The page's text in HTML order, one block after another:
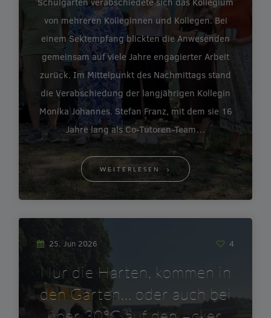
von mehreren Kolleginnen und Kollegen. Bei
einem Sektempfang blickten die Anwesenden
gemeinsam auf viele Jahre engagierter Arbeit
zurück. Im Mittelpunkt des Nachmittags stand
die Verabschiedung der langjährigen Kollegin
Monika Johannes. Stefan Franz, mit dem sie 16
Jahre lang als Co-Tutoren-Team…
WEITERLESEN
25. Jun 2026 4
Nur die Harten, kommen in
den Garten… oder auch bei